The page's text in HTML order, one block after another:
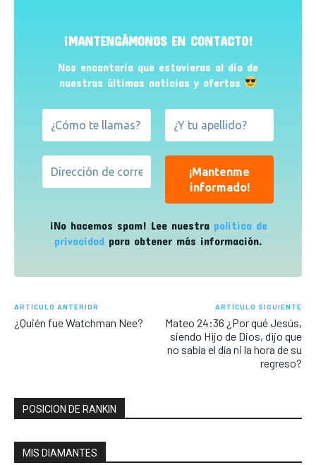
¡MANTENGÁMONOS EN CONTACTO!
Nos encantaría que estuvieras al día de
nuestras últimas noticias y ofertas
¡No hacemos spam! Lee nuestra política de
privacidad para obtener más información.
ARTÍCULO ANTERIOR
¿Quién fue Watchman Nee?
ARTÍCULO SIGUIENTE
Mateo 24:36 ¿Por qué Jesús,
siendo Hijo de Dios, dijo que
no sabía el día ni la hora de su
regreso?
POSICION DE RANKIN
MIS DIAMANTES